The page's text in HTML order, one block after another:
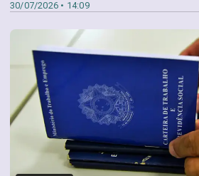
30/07/2026 • 14:09